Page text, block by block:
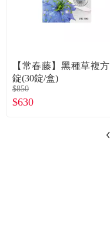
【常春藤】黑種草複方
錠(30錠/盒)
$850
$630